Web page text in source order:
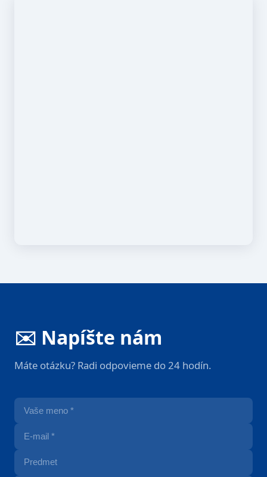
✉️ Napíšte nám
Máte otázku? Radi odpovieme do 24 hodín.